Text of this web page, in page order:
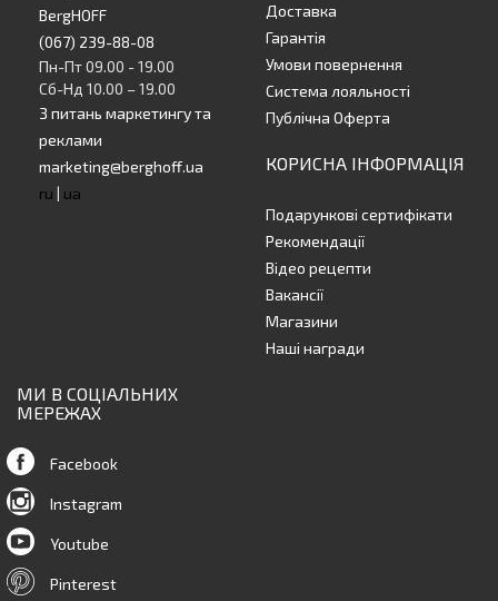
BergHOFF
(067) 239-88-08
Пн-Пт 09.00 - 19.00
Сб-Нд 10.00 – 19.00
З питань маркетингу та
реклами
marketing@berghoff.ua
ru | ua
Доставка
Гарантія
Умови повернення
Система лояльності
Публічна Оферта
КОРИСНА ІНФОРМАЦІЯ
Подарункові сертифікати
Рекомендації
Відео рецепти
Вакансії
Магазини
Наші награди
МИ В СОЦІАЛЬНИХ
МЕРЕЖАХ
Facebook
Instagram
Youtube
Pinterest